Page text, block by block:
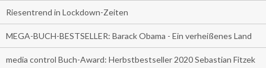
Riesentrend in Lockdown-Zeiten
MEGA-BUCH-BESTSELLER: Barack Obama - Ein verheißenes Land
media control Buch-Award: Herbstbestseller 2020 Sebastian Fitzek